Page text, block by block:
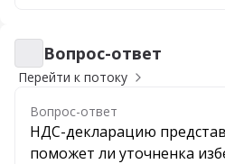
Вопрос-ответ
Вопрос-ответ
Перейти к потоку
Вопрос-ответ
НДС-декларацию
поможет ли уточненка